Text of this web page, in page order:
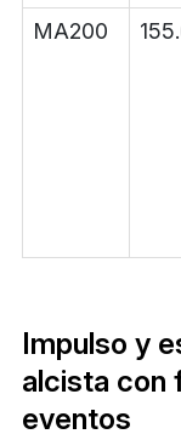
MA200
Impulso y
alcista con
eventos